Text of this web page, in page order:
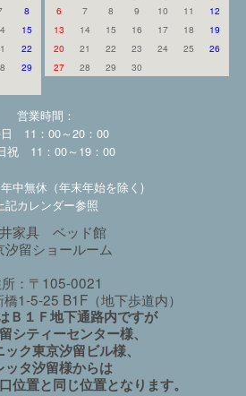
8
15
22
29
6
7 8 9 10 11
12
13
14 15 16 17 18
19
20
21 22 23 24 25
26
27
28 29 30
営業時間：
11：00～20：00
祝 11：00～19：00
中無休（年末年始を除く)
記カレンダー参照
家具 ベッド館
汐留ショールーム
：〒105-0021
1-5-25 B1F（地下歩道内）
Ｂ１Ｆ地下通路内ですが
シティーセンター様、
ク東京汐留ビル様、
ッタ汐留様からは
位置と同じ位置となります。